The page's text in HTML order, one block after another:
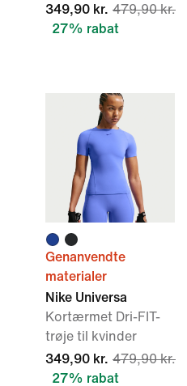
349,90 kr. 479,90 kr.
27% rabat
Genanvendte
materialer
Nike Universa
Kortærmet Dri-FIT-
trøje til kvinder
349,90 kr. 479,90 kr.
27% rabat